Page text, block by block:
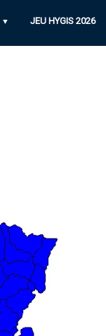
▼ JEU HYGIS 2026